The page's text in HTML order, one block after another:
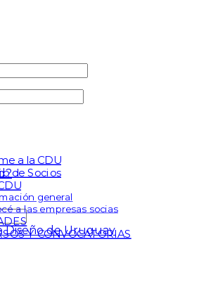
a la CDU
de Socios
general
a las empresas socias
Y CONVOCATORIAS